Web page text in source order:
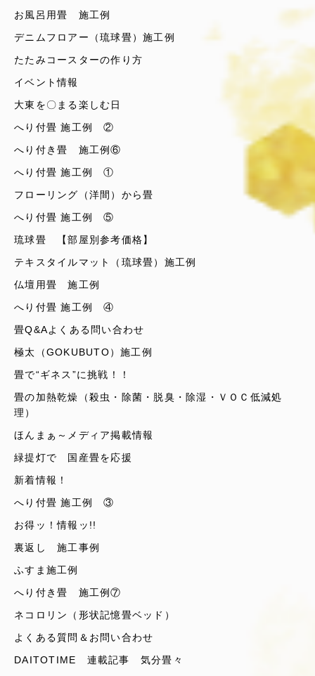
お風呂用畳 施工例
デニムフロアー（琉球畳）施工例
たたみコースターの作り方
イベント情報
大東を〇まる楽しむ日
へり付畳 施工例 ②
へり付き畳 施工例⑥
へり付畳 施工例 ①
フローリング（洋間）から畳
へり付畳 施工例 ⑤
琉球畳 【部屋別参考価格】
テキスタイルマット（琉球畳）施工例
仏壇用畳 施工例
へり付畳 施工例 ④
畳Q&Aよくある問い合わせ
極太（GOKUBUTO）施工例
畳で“ギネス”に挑戦！！
畳の加熱乾燥（殺虫・除菌・脱臭・除湿・ＶＯＣ低減処
理）
ほんまぁ～メディア掲載情報
緑提灯で 国産畳を応援
新着情報！
へり付畳 施工例 ③
お得ッ！情報ッ!!
裏返し 施工事例
ふすま施工例
へり付き畳 施工例⑦
ネコロリン（形状記憶畳ベッド）
よくある質問＆お問い合わせ
DAITOTIME 連載記事 気分畳々